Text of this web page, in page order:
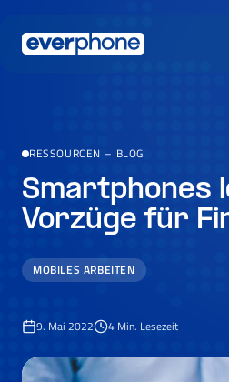
RESSOURCEN – BLOG
Smartphones
Vorzüge für
MOBILES ARBEITEN
9. Mai 2022 4 Min. Lesezeit